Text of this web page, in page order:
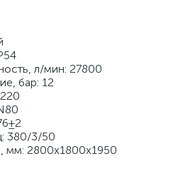
л/мин: 27800
бар: 12
380/3/50
мм: 2800x1800x1950